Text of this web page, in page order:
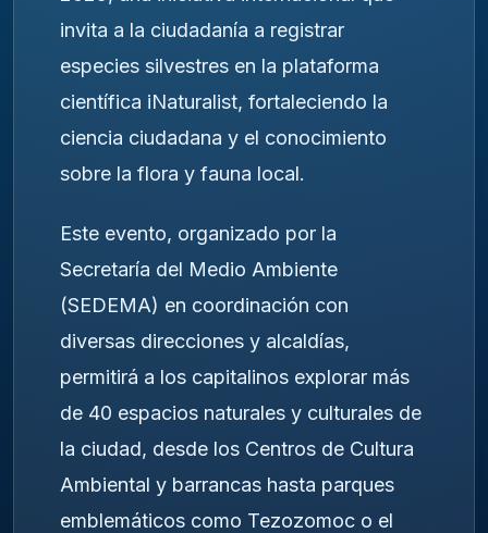
invita a la ciudadanía a registrar
especies silvestres en la plataforma
científica iNaturalist, fortaleciendo la
ciencia ciudadana y el conocimiento
sobre la flora y fauna local.
Este evento, organizado por la
Secretaría del Medio Ambiente
(SEDEMA) en coordinación con
diversas direcciones y alcaldías,
permitirá a los capitalinos explorar más
de 40 espacios naturales y culturales de
la ciudad, desde los Centros de Cultura
Ambiental y barrancas hasta parques
emblemáticos como Tezozomoc o el